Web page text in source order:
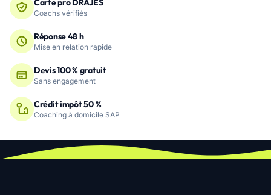
Carte pro DRAJES
Coachs vérifiés
Réponse 48 h
Mise en relation rapide
Devis 100 % gratuit
Sans engagement
Crédit impôt 50 %
Coaching à domicile SAP